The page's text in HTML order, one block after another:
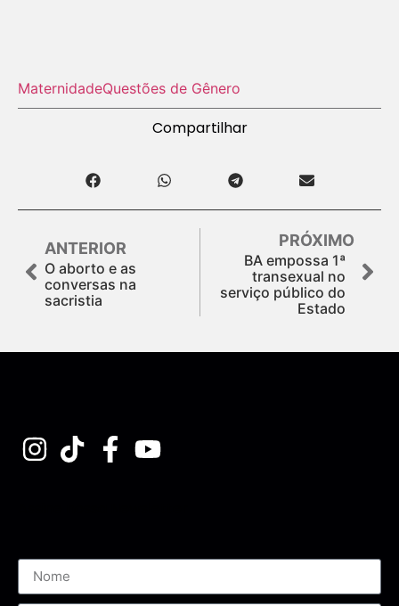
MaternidadeQuestões de Gênero
Compartilhar
ANTERIOR
O aborto e as
conversas na
sacristia
PRÓXIMO
BA empossa 1ª
transexual no
serviço público do
Estado